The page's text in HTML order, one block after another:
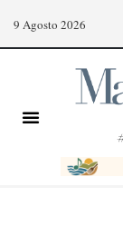
9 Agosto 2026